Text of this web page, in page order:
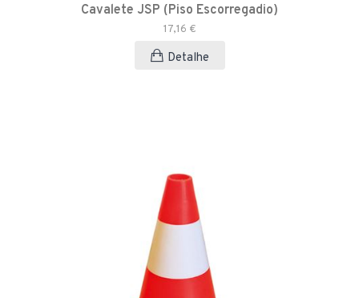
Cavalete JSP (Piso Escorregadio)
17,16 €
Detalhe